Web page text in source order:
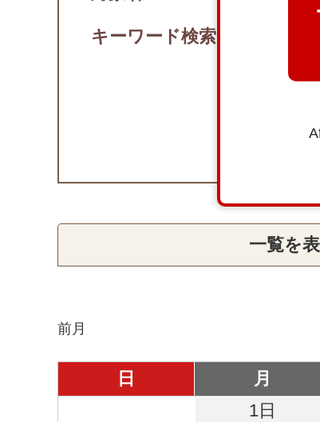
キーワード検索
一覧を
前月
日 月
1日